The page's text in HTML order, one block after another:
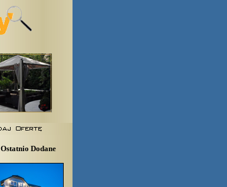
Ostatnio Dodane